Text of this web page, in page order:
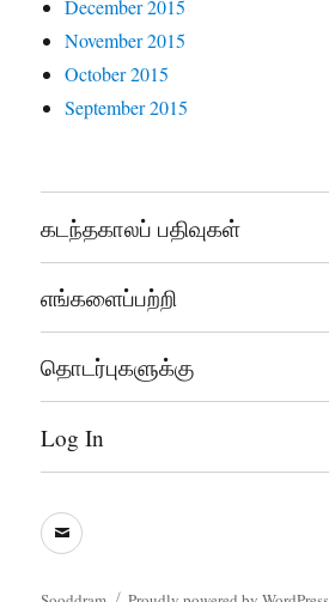
December 2015
November 2015
October 2015
September 2015
கடந்தகாலப் பதிவுகள்
எங்களைப்பற்றி
தொடர்புகளுக்கு
Log In
sooddram@gmail.com